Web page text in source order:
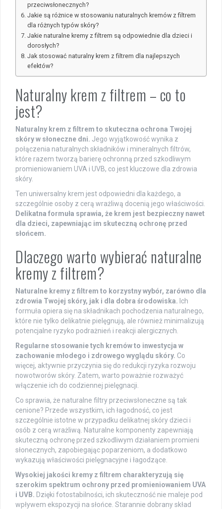
przeciwsłonecznych?
Jakie są różnice w stosowaniu naturalnych kremów z filtrem
dla różnych typów skóry?
Jakie naturalne kremy z filtrem są odpowiednie dla dzieci i
dorosłych?
Jak stosować naturalny krem z filtrem dla najlepszych
efektów?
Naturalny krem z filtrem – co to
jest?
Naturalny krem z filtrem to skuteczna ochrona Twojej
skóry w słoneczne dni. Jego wyjątkowość wynika z
połączenia naturalnych składników i mineralnych filtrów,
które razem tworzą barierę ochronną przed szkodliwym
promieniowaniem UVA i UVB, co jest kluczowe dla zdrowia
skóry.
Ten uniwersalny krem jest odpowiedni dla każdego, a
szczególnie osoby z cerą wrażliwą docenią jego właściwości.
Delikatna formuła sprawia, że krem jest bezpieczny nawet
dla dzieci, zapewniając im skuteczną ochronę przed
słońcem.
Dlaczego warto wybierać naturalne
kremy z filtrem?
Naturalne kremy z filtrem to korzystny wybór, zarówno dla
zdrowia Twojej skóry, jak i dla dobra środowiska. Ich
formuła opiera się na składnikach pochodzenia naturalnego,
które nie tylko delikatnie pielęgnują, ale również minimalizują
potencjalne ryzyko podrażnień i reakcji alergicznych.
Regularne stosowanie tych kremów to inwestycja w
zachowanie młodego i zdrowego wyglądu skóry. Co
więcej, aktywnie przyczynia się do redukcji ryzyka rozwoju
nowotworów skóry. Zatem, warto poważnie rozważyć
włączenie ich do codziennej pielęgnacji.
Co sprawia, że naturalne filtry przeciwsłoneczne są tak
cenione? Przede wszystkim, ich łagodność, co jest
szczególnie istotne w przypadku delikatnej skóry dzieci i
osób z cerą wrażliwą. Naturalne komponenty zapewniają
skuteczną ochronę przed szkodliwym działaniem promieni
słonecznych, zapobiegając poparzeniom, a dodatkowo
wykazują właściwości pielęgnacyjne i łagodzące.
Wysokiej jakości kremy z filtrem charakteryzują się
szerokim spektrum ochrony przed promieniowaniem UVA
i UVB. Dzięki fotostabilności, ich skuteczność nie maleje pod
wpływem ekspozycji na słońce. Starannie dobrany skład